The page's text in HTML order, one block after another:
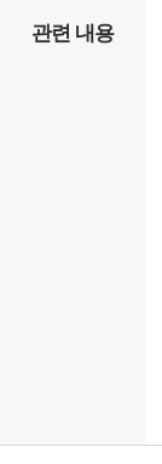
관련 내용